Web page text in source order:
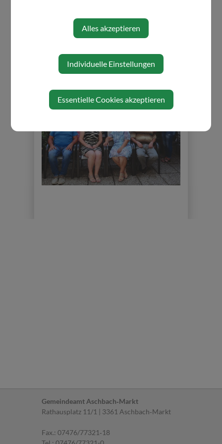
Anfragen oder Anliegen in Zusammenhang
mit dieser Serviceleistung sind direkt an das
(Bürgerservice Tel.: 07476/77321-0) zu
richten.
Gemeindeamt Aschbach‐Markt
Rathausplatz 11/1 | 3361 Aschbach‐Markt
Fax.: 07476/77321‐18
Alles akzeptieren
Individuelle Einstellungen
Essentielle Cookies akzeptieren